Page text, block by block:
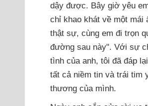
dậy được. Bây giờ yêu
chỉ khao khát về một mái
thật sự, cùng em đi trọn
đường sau này". Với sự
tình của anh, tôi đã đáp
tất cả niềm tin và trái tim
thương của mình.